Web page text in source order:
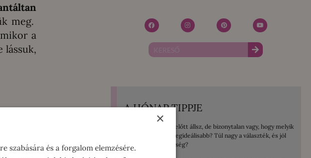
meg.
a
lássuk,
A HÓNAP TIPPJE
Mosógép vásárlás előtt állsz, de bizonytalan vagy, hogy melyik
lenne számodra a legideálisabb? Túl nagy a választék, és jól
jönne egy kis segítség?
×
szabására és a forgalom elemzésére.